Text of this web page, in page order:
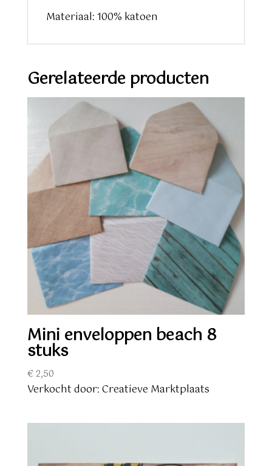
Materiaal: 100% katoen
Gerelateerde producten
Mini enveloppen beach 8
stuks
€2,50
Verkocht door: Creatieve Marktplaats